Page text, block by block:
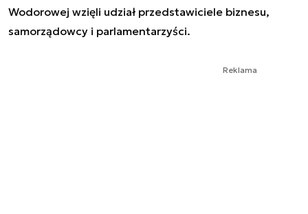
Wodorowej wzięli udział przedstawiciele biznesu,
samorządowcy i parlamentarzyści.
Reklama